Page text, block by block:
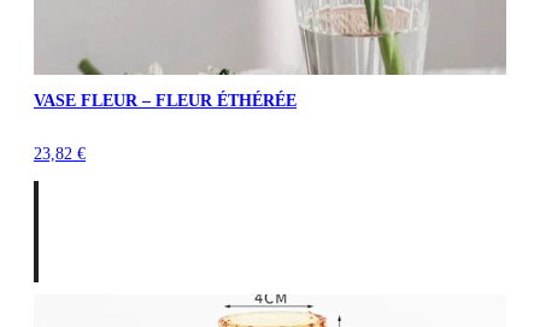
VASE FLEUR – FLEUR ÉTHÉRÉE
23,82 €